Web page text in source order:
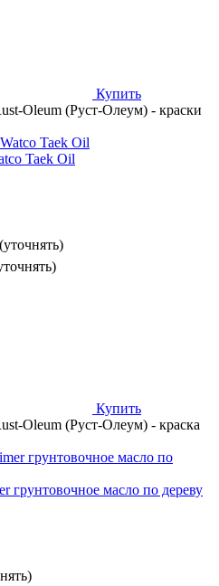
Купить
Oleum (Руст-Олеум) - краски
Taek Oil
Купить
Oleum (Руст-Олеум) - краска
грунтовочное масло по дереву